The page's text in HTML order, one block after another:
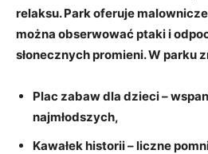
⁣relaksu.⁤ Park​ oferuje
można obserwować ​ptaki i
słonecznych promieni. W parku
Plac zabaw dla dzieci–
najmłodszych,
Kawałek historii– liczne⁢